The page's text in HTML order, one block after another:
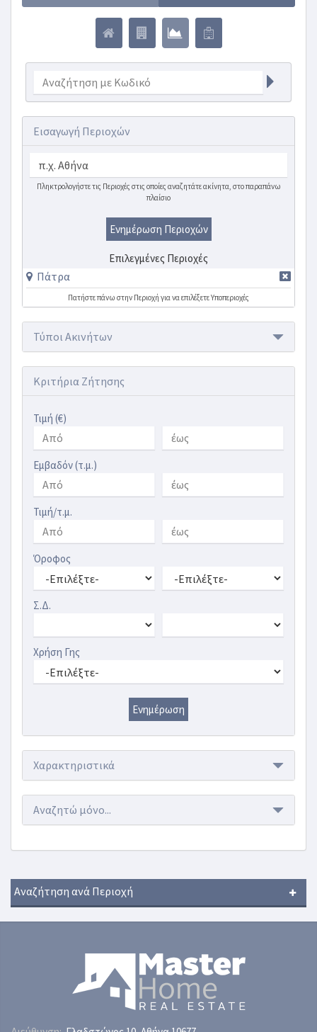
Εισαγωγή Περιοχών
Πληκτρολογήστε τις Περιοχές στις οποίες αναζητάτε ακίνητα, στο παραπάνω
πλαίσιο
Ενημέρωση Περιοχών
Επιλεγμένες Περιοχές
Πάτρα
Πατήστε πάνω στην Περιοχή για να επιλέξετε Υποπεριοχές
Τύποι Ακινήτων
Κριτήρια Ζήτησης
Τιμή (€)
Εμβαδόν (τ.μ.)
Τιμή/τ.μ.
Όροφος
Σ.Δ.
Χρήση Γης
Ενημέρωση
Χαρακτηριστικά
Αναζητώ μόνο...
Αναζήτηση ανά Περιοχή